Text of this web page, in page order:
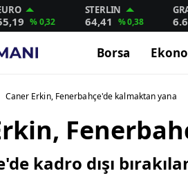
% 0,32
STERLIN
64,41 % 0,38
Borsa
Caner Erkin, Fenerbahçe'de kalmaktan yana
kadro dışı